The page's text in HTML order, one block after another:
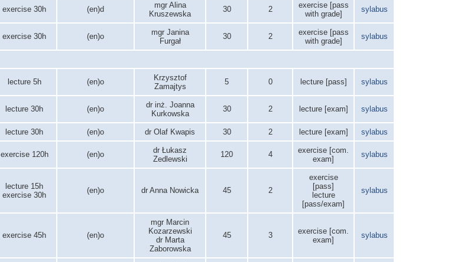
exercise 30h (en)d
mgr Alina
Kruszewska
30 2
exercise [pass
with grade]
sylabus
exercise 30h (en)o
mgr Janina
Furgał
30 2
exercise [pass
with grade]
sylabus
lecture 5h (en)o
Krzysztof
Zamajtys
5 0 lecture [pass] sylabus
lecture 30h (en)o
dr inż. Joanna
Kurkowska
30 2 lecture [exam] sylabus
lecture 30h (en)o dr Olaf Kwapis 30 2 lecture [exam] sylabus
exercise 120h (en)o
dr Łukasz
Zedlewski
120 4
exercise [com.
exam]
sylabus
lecture 15h
exercise 30h
(en)o dr Anna Nowicka 45 2
exercise
[pass]
lecture
[pass/exam]
sylabus
exercise 45h (en)o
mgr Marcin
Kozarzewski
dr Marta
Zaborowska
45 3
exercise [com.
exam]
sylabus